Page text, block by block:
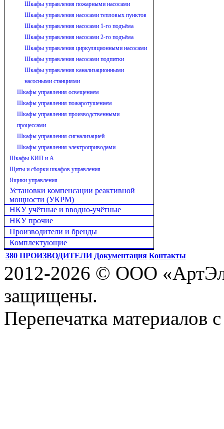
Шкафы управления пожарными насосами
Шкафы управления насосами тепловых пунктов
Шкафы управления насосами 1-го подъёма
Шкафы управления насосами 2-го подъёма
Шкафы управления циркуляционными насосами
Шкафы управления насосами подпитки
Шкафы управления канализационными
насосными станциями
Шкафы управления освещением
Шкафы управления пожаротушением
Шкафы управления производственными
процессами
Шкафы управления сигнализацией
Шкафы управления электроприводами
Шкафы КИП и А
Щиты и сборки шкафов управления
Ящики управления
Установки компенсации реактивной
мощности (УКРМ)
НКУ учётные и вводно-учётные
НКУ прочие
Производители и бренды
Комплектующие
380 ПРОИЗВОДИТЕЛИ Документация Контакты
2012-2026 © ООО
защищены.
Перепечатка материалов